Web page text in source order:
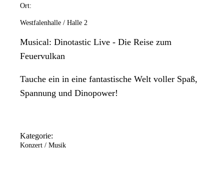
Ort:
Westfalenhalle / Halle 2
Musical: Dinotastic Live - Die Reise zum
Feuervulkan
Tauche ein in eine fantastische Welt voller Spaß,
Spannung und Dinopower!
Kategorie:
Konzert / Musik